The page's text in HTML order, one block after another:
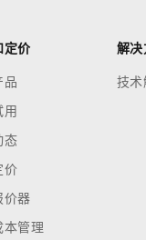
定价
品
用
态
价
价器
本管理
解决
技术